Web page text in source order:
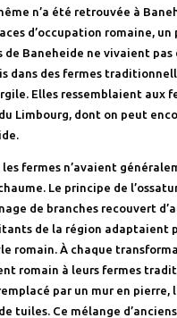
n’a été retrouvée à
d’occupation romaine,
de Baneheide ne vivaient pas
dans des fermes
Elles ressemblaient aux
Limbourg, dont on peut
fermes n’avaient
Le principe de
de branches recouvert
de la région adaptaient
romain. À chaque
romain à leurs fermes
par un mur en pierre,
tuiles. Ce mélange